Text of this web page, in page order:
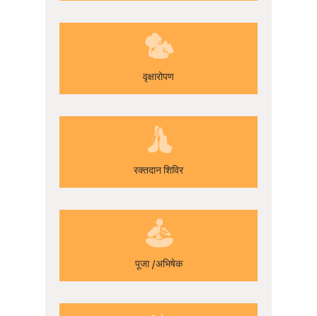
वृक्षारोपण
रक्तदान शिविर
पूजा /अभिषेक